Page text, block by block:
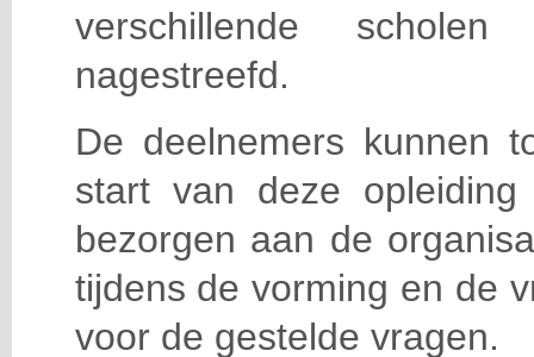
verschillende scholen
nagestreefd.
De deelnemers kunnen
start van deze
bezorgen aan de
tijdens de vorming en de
voor de gestelde vragen.